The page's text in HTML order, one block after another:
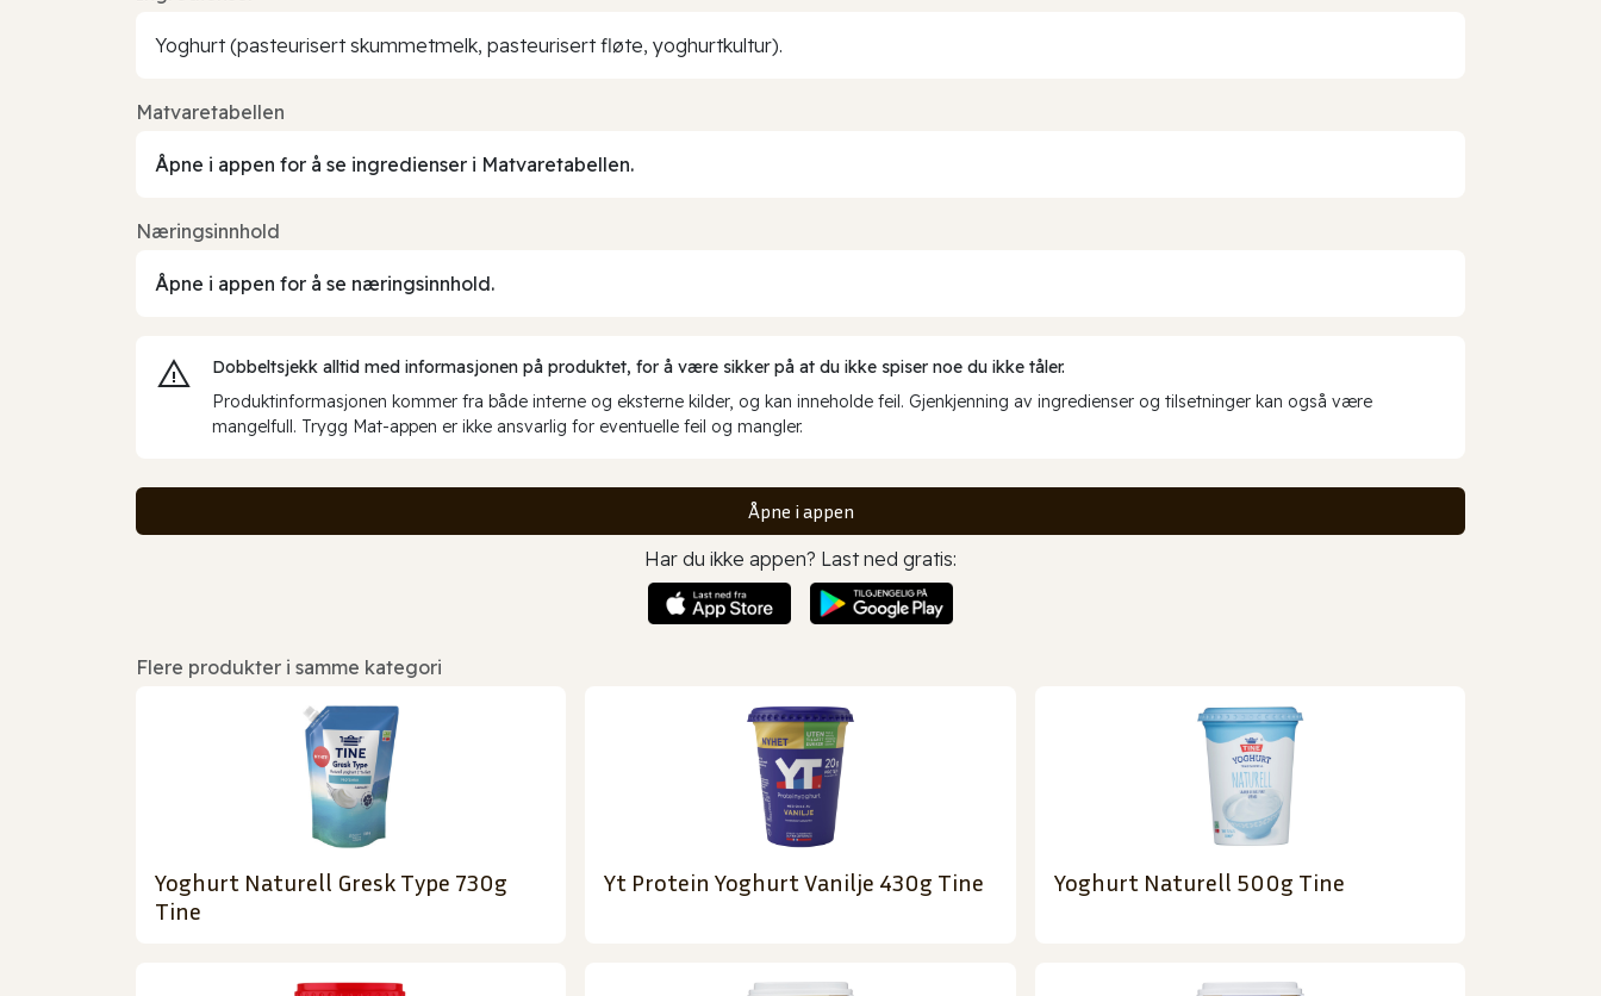
Yoghurt (pasteurisert skummetmelk, pasteurisert fløte, yoghurtkultur).
Matvaretabellen
Åpne i appen for å se ingredienser i Matvaretabellen.
Næringsinnhold
Åpne i appen for å se næringsinnhold.
Dobbeltsjekk alltid med informasjonen på produktet, for å være sikker på at du ikke spiser noe du ikke tåler.
Produktinformasjonen kommer fra både interne og eksterne kilder, og kan inneholde feil. Gjenkjenning av ingredienser og tilsetninger kan også være
mangelfull. Trygg Mat-appen er ikke ansvarlig for eventuelle feil og mangler.
Åpne i appen
Har du ikke appen? Last ned gratis:
Flere produkter i samme kategori
Yoghurt Naturell Gresk Type 730g
Tine
Yt Protein Yoghurt Vanilje 430g Tine Yoghurt Naturell 500g Tine